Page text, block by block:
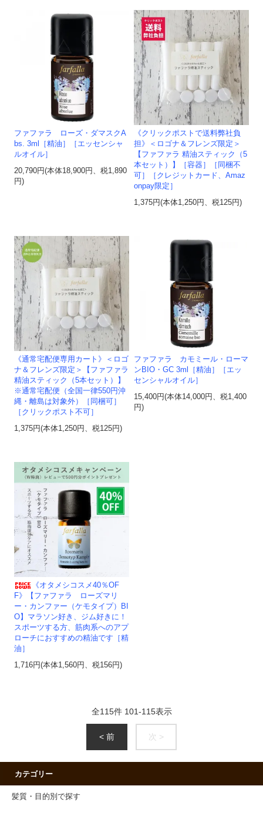
ファファラ ローズ・ダマスクA
bs. 3ml［精油］［エッセンシャ
ルオイル］
20,790円(本体18,900円、税1,890
円)
《クリックポストで送料弊社負
担》＜ロゴナ＆フレンズ限定＞
【ファファラ 精油スティック（5
本セット）】［容器］［同梱不
可］［クレジットカード、Amaz
onpay限定］
1,375円(本体1,250円、税125円)
《通常宅配便専用カート》＜ロゴ
ナ＆フレンズ限定＞【ファファラ
精油スティック（5本セット）】
※通常宅配便（全国一律550円沖
縄・離島は対象外）［同梱可］
［クリックポスト不可］
1,375円(本体1,250円、税125円)
ファファラ カモミール・ローマ
ンBIO・GC 3ml［精油］［エッ
センシャルオイル］
15,400円(本体14,000円、税1,400
円)
《オタメシコスメ40％OF
F》【ファファラ ローズマリ
ー・カンファー（ケモタイプ）BI
O】マラソン好き、ジム好きに！
スポーツする方、筋肉系へのアプ
ローチにおすすめの精油です［精
油］
1,716円(本体1,560円、税156円)
全115件 101-115表示
< 前 次 >
カテゴリー
髪質・目的別で探す